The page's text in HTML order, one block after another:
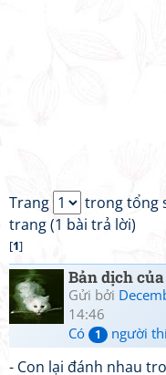
Trang
trong tổng
trang (1 bài trả lời)
[1]
Bản dịch của
Gửi bởi
14:46
Có
1 người
- Con lại đánh nhau